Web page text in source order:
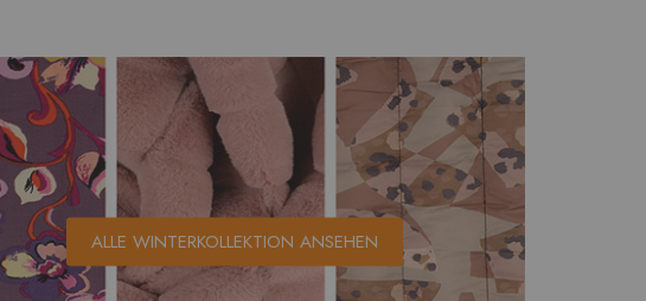
ALLE WINTERKOLLEKTION ANSEHEN